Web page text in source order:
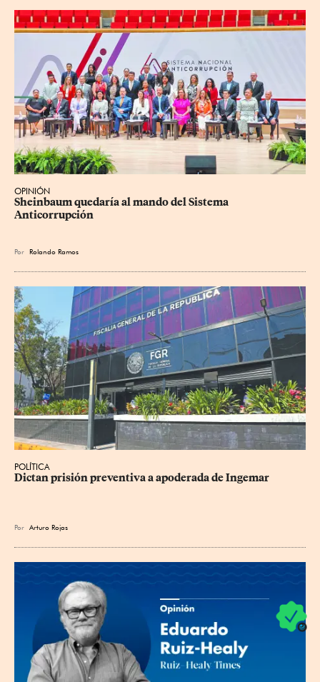
OPINIÓN
Sheinbaum quedaría al mando del Sistema
Anticorrupción
Por Rolando Ramos
POLÍTICA
Dictan prisión preventiva a apoderada de Ingemar
Por Arturo Rojas